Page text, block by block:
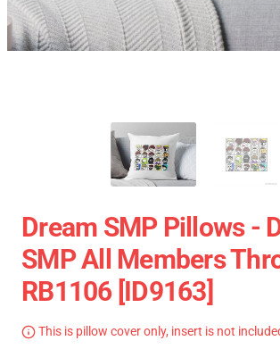
Dream SMP Pillows -
SMP All Members
RB1106 [ID9163]
This is pillow cover only, insert is not